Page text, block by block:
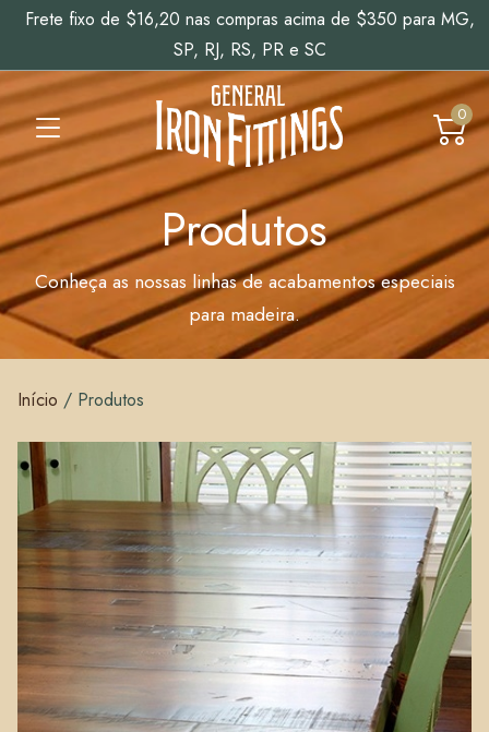
Frete fixo de $16,20 nas compras acima de $350 para MG,
SP, RJ, RS, PR e SC
0
Produtos
Conheça as nossas linhas de acabamentos especiais
para madeira.
Início / Produtos